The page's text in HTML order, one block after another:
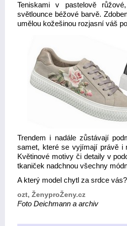
Teniskami v pastelově
světlounce béžové barvě.
umělou kožešinou rozjasní váš
Trendem i nadále zůstávají
samet, které se vyjímají právě i
Květinové motivy či detaily v
tkaniček nadchnou všechny
A který model chytl za srdce vás?
ozt, ŽenyproŽeny.cz
Foto Deichmann a archiv